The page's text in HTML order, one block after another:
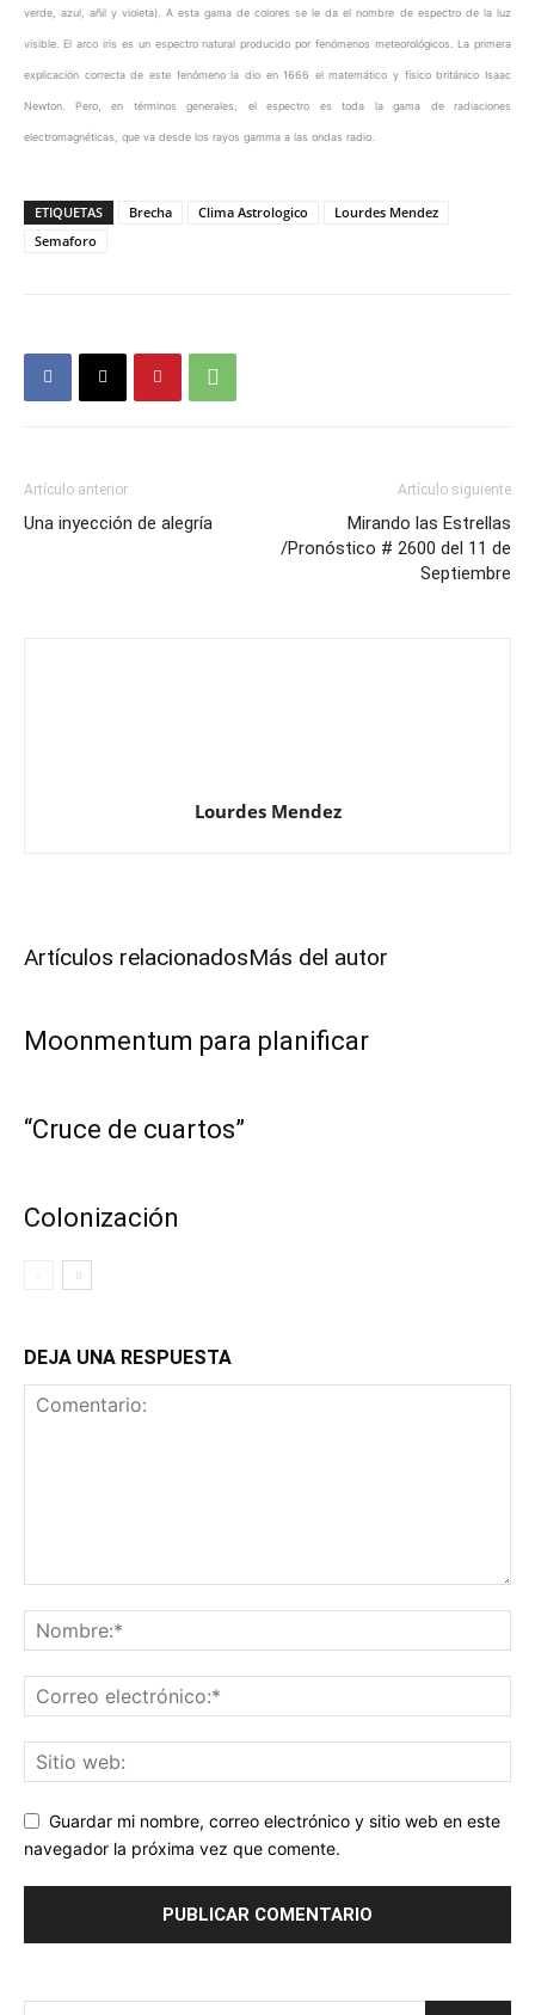
verde, azul, añil y violeta). A esta gama de colores se le da el nombre de espectro de la luz
visible. El arco iris es un espectro natural producido por fenómenos meteorológicos. La primera
explicación correcta de este fenómeno la dio en 1666 el matemático y físico británico Isaac
Newton. Pero, en términos generales, el espectro es toda la gama de radiaciones
electromagnéticas, que va desde los rayos gamma a las ondas radio.
ETIQUETAS Brecha Clima Astrologico
Lourdes Mendez
Semaforo
Artículo anterior
Una inyección de alegría
Artículo siguiente
Mirando las Estrellas
/Pronóstico # 2600 del 11 de
Septiembre
Lourdes Mendez
Artículos relacionadosMás del autor
Moonmentum para planificar
“Cruce de cuartos”
Colonización
DEJA UNA RESPUESTA
Guardar mi nombre, correo electrónico y sitio web en este
navegador la próxima vez que comente.